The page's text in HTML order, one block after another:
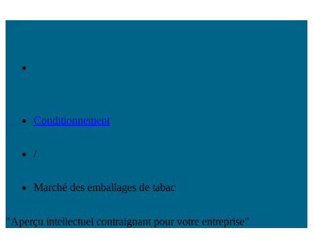
Conditionnement
/
Marché des emballages de tabac
"Aperçu intellectuel contraignant pour votre entreprise"